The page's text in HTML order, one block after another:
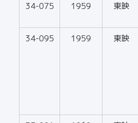
34-075 1959 東映
34-095
1959 東映